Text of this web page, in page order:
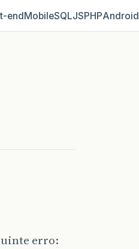
MobileSQLJSPHPAndroid
erro: